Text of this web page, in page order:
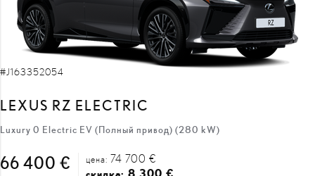
#J163352054
LEXUS RZ ELECTRIC
Luxury 0 Electric EV (Полный привод) (280 kW)
66 400 € цена: 74 700 €
8 300 €